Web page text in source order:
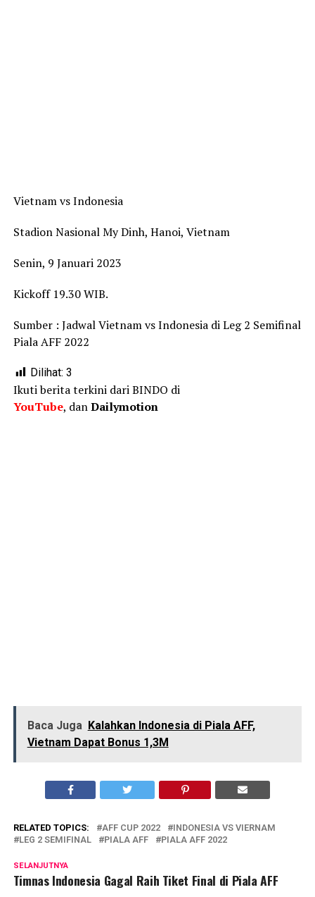
Vietnam vs Indonesia
Stadion Nasional My Dinh, Hanoi, Vietnam
Senin, 9 Januari 2023
Kickoff 19.30 WIB.
Sumber : Jadwal Vietnam vs Indonesia di Leg 2 Semifinal
Piala AFF 2022
Dilihat: 3
Ikuti berita terkini dari BINDO di
YouTube, danDailymotion
Baca Juga Kalahkan Indonesia di Piala AFF,
Vietnam Dapat Bonus 1,3M
RELATED TOPICS: AFF CUP 2022
INDONESIA VS VIERNAM
LEG 2 SEMIFINAL
PIALA AFF PIALA AFF 2022
SELANJUTNYA
Timnas Indonesia Gagal Raih Tiket Final di Piala AFF